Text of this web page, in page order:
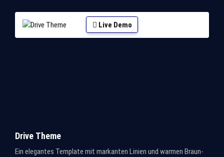
Live Demo
Drive Theme
Ein elegantes Template mit markanten Linien und warmen Braun-